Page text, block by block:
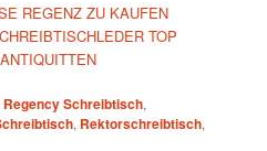
REGENZ ZU KAUFEN
TOP
Regency Schreibtisch,
, Rektorschreibtisch,